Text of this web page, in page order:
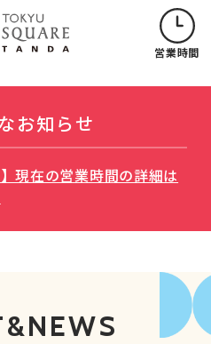
営業時間
お知らせ
現在の営業時間の詳細は